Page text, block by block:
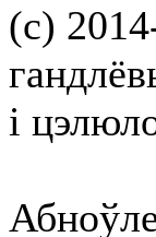
(с)
і